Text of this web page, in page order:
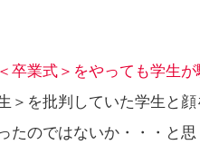
卒業式＞をやっても学生
＞を批判していた学生と
たのではないか・・・と思